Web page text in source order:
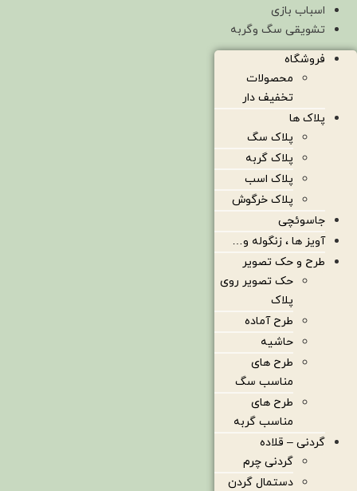
اسباب بازی
تشویقی سگ وگربه
فروشگاه
محصولات
تخفیف دار
پلاک ها
پلاک سگ
پلاک گربه
پلاک اسب
پلاک خرگوش
جاسوئچی
آویز ها ، زنگوله و…
طرح و حک تصویر
حک تصویر روی
پلاک
طرح آماده
حاشیه
طرح های
مناسب سگ
طرح های
مناسب گربه
گردنی – قلاده
گردنی چرم
دستمال گردن